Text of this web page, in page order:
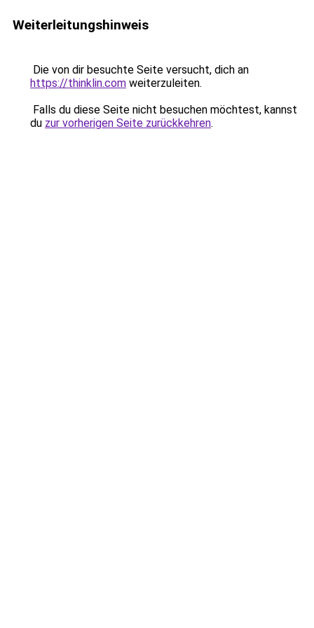
Weiterleitungshinweis
Die von dir besuchte Seite versucht, dich an
https://thinklin.com weiterzuleiten.
Falls du diese Seite nicht besuchen möchtest, kannst
du zur vorherigen Seite zurückkehren.